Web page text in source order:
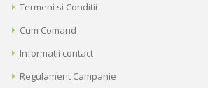
Termeni si Conditii
Cum Comand
Informatii contact
Regulament Campanie